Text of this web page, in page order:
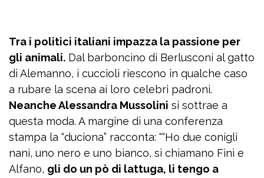
Tra i politici italiani impazza la passione per
gli animali. Dal barboncino di Berlusconi al gatto
di Alemanno, i cuccioli riescono in qualche caso
a rubare la scena ai loro celebri padroni.
Neanche Alessandra Mussolini si sottrae a
questa moda. A margine di una conferenza
stampa la “duciona” racconta: ““Ho due conigli
nani, uno nero e uno bianco, si chiamano Fini e
Alfano, gli do un pò di lattuga, li tengo a